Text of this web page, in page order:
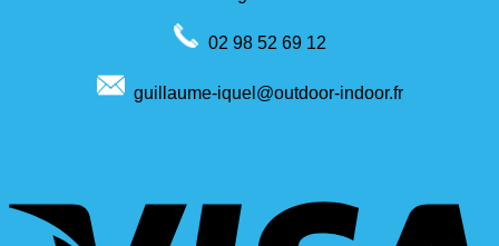
02 98 52 69 12
guillaume-iquel@outdoor-indoor.fr